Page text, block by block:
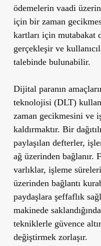
ödemelerin vaadi
için bir zaman
kartları için mutabakat
gerçekleşir ve
talebinde bulunabilir.
Dijital paranın
teknolojisi (DLT)
zaman gecikmesini ve
kaldırmaktır. Bir
paylaşılan defterler,
ağ üzerinden bağlanır.
varlıklar, işleme
üzerinden bağlantı
paydaşlara şeffaflık
makinede
tekniklerle güvence
değiştirmek zorlaşır.